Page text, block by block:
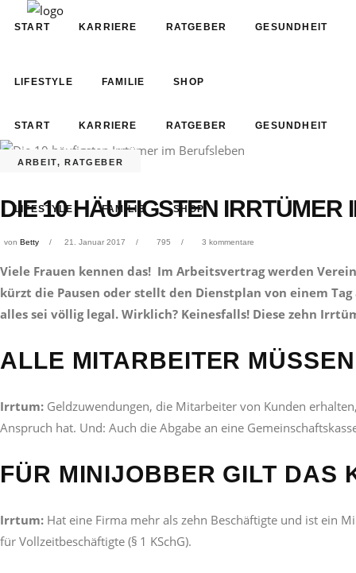
START KARRIERE RATGEBER GESUNDHEIT
LIFESTYLE FAMILIE SHOP
START KARRIERE RATGEBER GESUNDHEIT
LIFESTYLE FAMILIE SHOP
ARBEIT, RATGEBER
DIE 10 HÄUFIGSTEN IRRTÜMER
von Betty 21. Januar 2017 795 3 kommentare
Viele Frauen kennen das! Im Arbeitsvertrag werden
kürzt die Pausen oder stellt den Dienstplan von einem
alles sei völlig legal. Wirklich? Keinesfalls! Diese zehn
ALLE MITARBEITER
Irrtum: Geldzuwendungen, die Mitarbeiter von Kunden
Anspruch hat. Und: Auch die Abgabe an eine
FÜR MINIJOBBER GILT DAS
Irrtum: Hat eine Firma mehr als zehn Beschäftigte und ist ein
für Vollzeitbeschäftigte (§ 1 KSchG).